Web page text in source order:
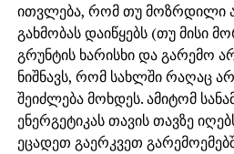
ითვლება, რომ თუ მოზრდილი
გახმობას დაიწყებს (თუ მისი
გრუნტის ხარისხი და გარემო
ნიშნავს, რომ სახლში რაღაც
შეიძლება მოხდეს. ამიტომ
ენერგეტიკას თავის თავზე
ეცადეთ გაერკვეთ